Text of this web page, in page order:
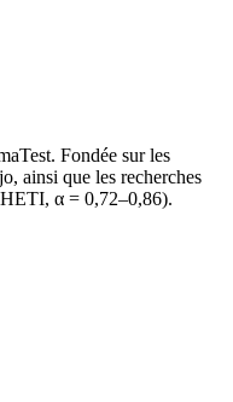
Fondée sur les
ainsi que les recherches
α = 0,72–0,86).